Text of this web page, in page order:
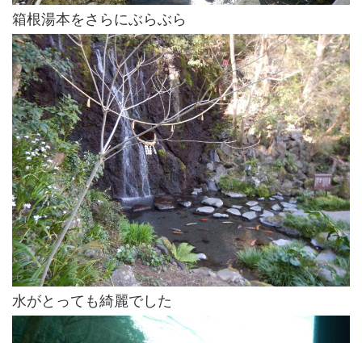
箱根湯本をさらにぶらぶら
水がとっても綺麗でした